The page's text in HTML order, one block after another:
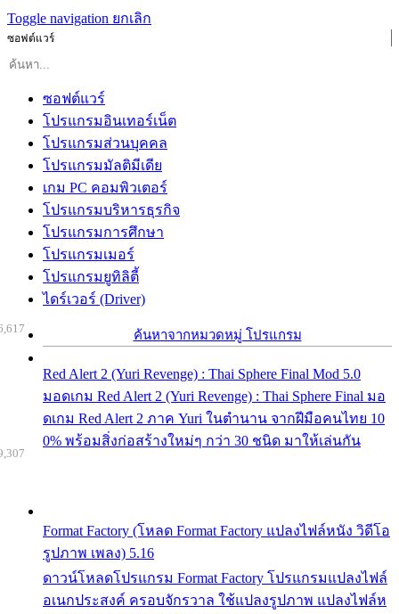
Toggle navigation ยกเลิก
ซอฟต์แวร์
ซอฟต์แวร์
โปรแกรมอินเทอร์เน็ต
โปรแกรมส่วนบุคคล
โปรแกรมมัลติมีเดีย
เกม PC คอมพิวเตอร์
โปรแกรมบริหารธุรกิจ
โปรแกรมการศึกษา
โปรแกรมเมอร์
โปรแกรมยูทิลิตี้
ไดร์เวอร์ (Driver)
ค้นหาจากหมวดหมู่ โปรแกรม
Red Alert 2 (Yuri Revenge) : Thai Sphere Final Mod 5.0
มอดเกม Red Alert 2 (Yuri Revenge) : Thai Sphere Final มอ
ดเกม Red Alert 2 ภาค Yuri ในตำนาน จากฝีมือคนไทย 10
0% พร้อมสิ่งก่อสร้างใหม่ๆ กว่า 30 ชนิด มาให้เล่นกัน
Format Factory (โหลด Format Factory แปลงไฟล์หนัง วิดีโอ
รูปภาพ เพลง) 5.16
ดาวน์โหลดโปรแกรม Format Factory โปรแกรมแปลงไฟล์
อเนกประสงค์ ครอบจักรวาล ใช้แปลงรูปภาพ แปลงไฟล์ห